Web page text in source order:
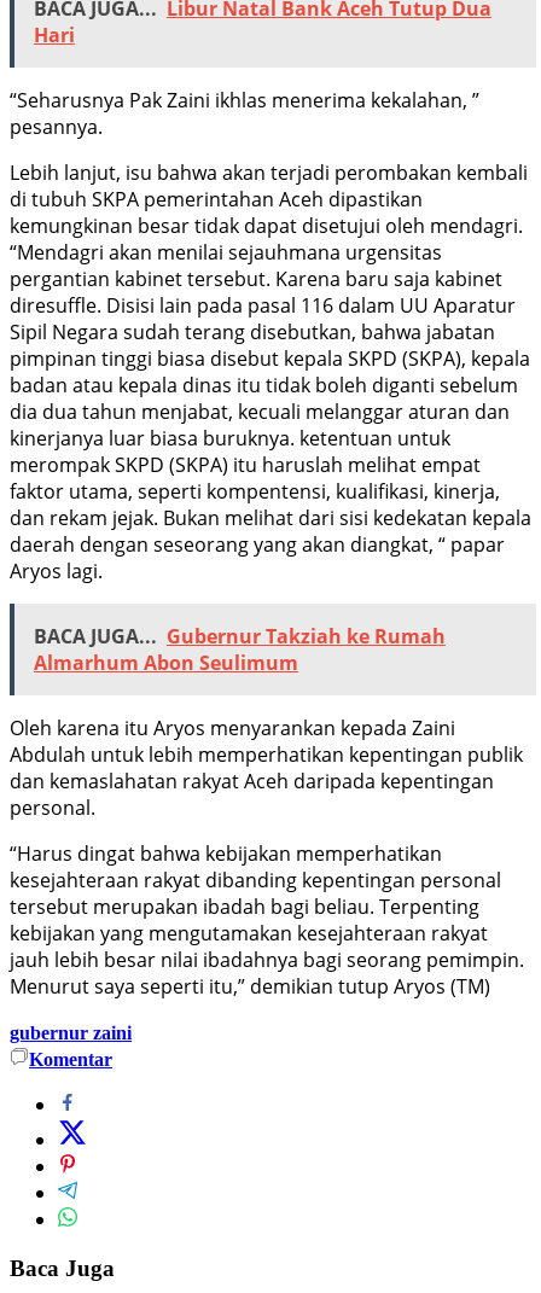
BACA JUGA... Libur Natal Bank Aceh Tutup Dua
Hari
“Seharusnya Pak Zaini ikhlas menerima kekalahan, ”
pesannya.
Lebih lanjut, isu bahwa akan terjadi perombakan kembali
di tubuh SKPA pemerintahan Aceh dipastikan
kemungkinan besar tidak dapat disetujui oleh mendagri.
“Mendagri akan menilai sejauhmana urgensitas
pergantian kabinet tersebut. Karena baru saja kabinet
diresuffle. Disisi lain pada pasal 116 dalam UU Aparatur
Sipil Negara sudah terang disebutkan, bahwa jabatan
pimpinan tinggi biasa disebut kepala SKPD (SKPA), kepala
badan atau kepala dinas itu tidak boleh diganti sebelum
dia dua tahun menjabat, kecuali melanggar aturan dan
kinerjanya luar biasa buruknya. ketentuan untuk
merompak SKPD (SKPA) itu haruslah melihat empat
faktor utama, seperti kompentensi, kualifikasi, kinerja,
dan rekam jejak. Bukan melihat dari sisi kedekatan kepala
daerah dengan seseorang yang akan diangkat, “ papar
Aryos lagi.
BACA JUGA... Gubernur Takziah ke Rumah
Almarhum Abon Seulimum
Oleh karena itu Aryos menyarankan kepada Zaini
Abdulah untuk lebih memperhatikan kepentingan publik
dan kemaslahatan rakyat Aceh daripada kepentingan
personal.
“Harus dingat bahwa kebijakan memperhatikan
kesejahteraan rakyat dibanding kepentingan personal
tersebut merupakan ibadah bagi beliau. Terpenting
kebijakan yang mengutamakan kesejahteraan rakyat
jauh lebih besar nilai ibadahnya bagi seorang pemimpin.
Menurut saya seperti itu,” demikian tutup Aryos (TM)
gubernur zaini
Komentar
Baca Juga